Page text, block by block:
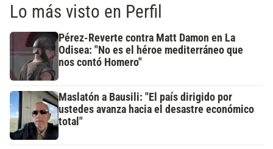
Lo más visto en Perfil
Pérez-Reverte contra Matt Damon en La
Odisea: "No es el héroe mediterráneo que
nos contó Homero"
Maslatón a Bausili: "El país dirigido por
ustedes avanza hacia el desastre económico
total"